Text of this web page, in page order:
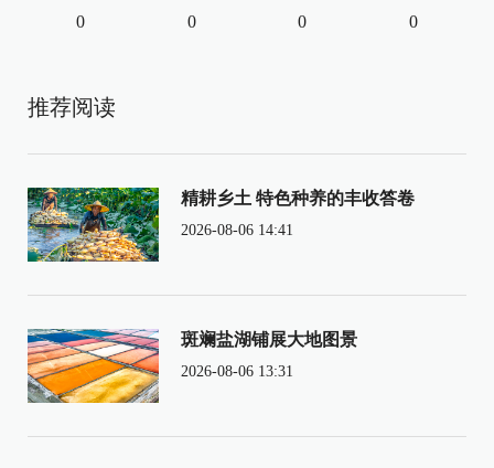
0 0 0 0
推荐阅读
精耕乡土 特色种养的丰收答卷
2026-08-06 14:41
斑斓盐湖铺展大地图景
2026-08-06 13:31